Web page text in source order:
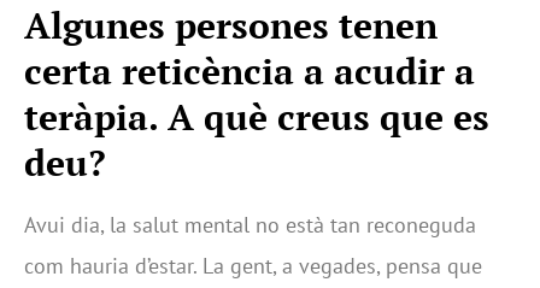
Algunes persones tenen
certa reticència a acudir a
teràpia. A què creus que es
deu?
Avui dia, la salut mental no està tan reconeguda
com hauria d’estar. La gent, a vegades, pensa que